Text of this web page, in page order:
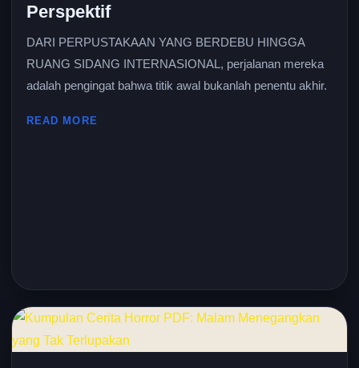
Perspektif
DARI PERPUSTAKAAN YANG BERDEBU HINGGA
RUANG SIDANG INTERNASIONAL, perjalanan mereka
adalah pengingat bahwa titik awal bukanlah penentu akhir.
READ MORE